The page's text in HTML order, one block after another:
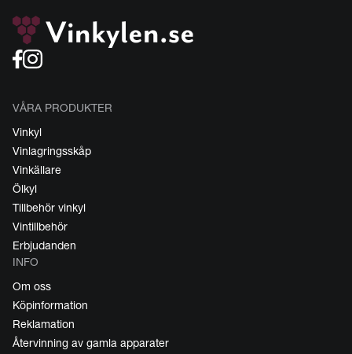
VÅRA PRODUKTER
Vinkyl
Vinlagringsskåp
Vinkällare
Ölkyl
Tillbehör vinkyl
Vintillbehör
Erbjudanden
INFO
Om oss
Köpinformation
Reklamation
Återvinning av gamla apparater